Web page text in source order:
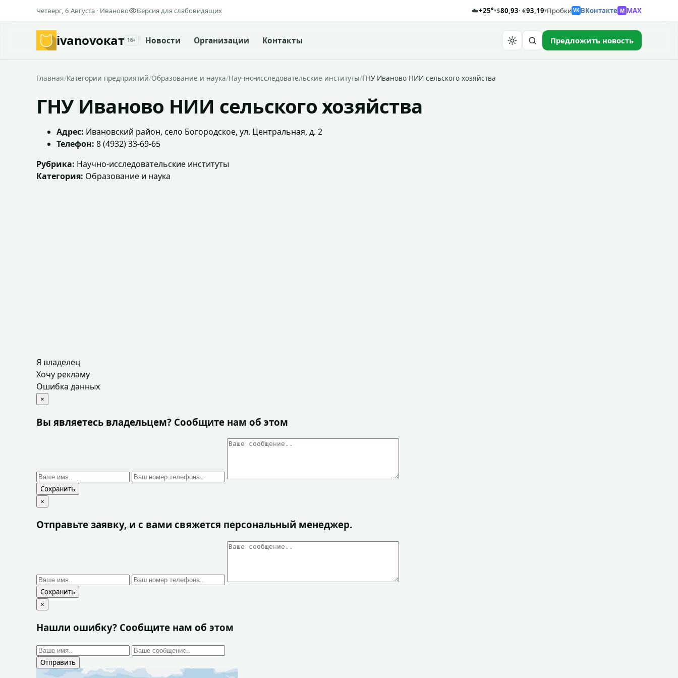
Четверг, 6 Августа · Иваново Версия для слабовидящих ☁️+25°▾$80,93· €93,19▾Пробки VK ВКонтакте M MAX
ivanovoкат 16+ Новости Организации Контакты Предложить новость
Главная/Категории предприятий/Образование и наука/Научно-исследовательские институты/ГНУ Иваново НИИ сельского хозяйства
ГНУ Иваново НИИ сельского хозяйства
Адрес: Ивановский район, село Богородское, ул. Центральная, д. 2
Телефон: 8 (4932) 33-69-65
Рубрика: Научно-исследовательские институты
Категория: Образование и наука
Я владелец
Хочу рекламу
Ошибка данных
×
Вы являетесь владельцем? Сообщите нам об этом
Сохранить
×
Отправьте заявку, и с вами свяжется персональный менеджер.
Сохранить
×
Нашли ошибку? Сообщите нам об этом
Отправить